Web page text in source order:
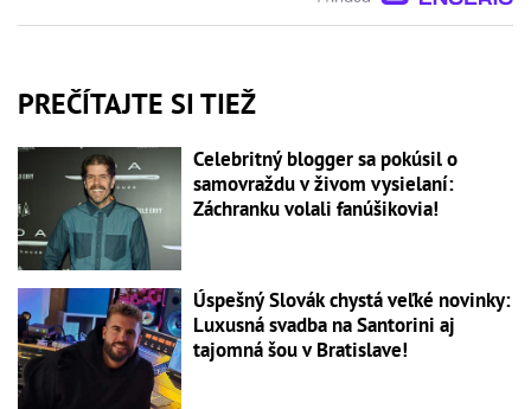
PREČÍTAJTE SI TIEŽ
Celebritný blogger sa pokúsil o
samovraždu v živom vysielaní:
Záchranku volali fanúšikovia!
Úspešný Slovák chystá veľké novinky:
Luxusná svadba na Santorini aj
tajomná šou v Bratislave!